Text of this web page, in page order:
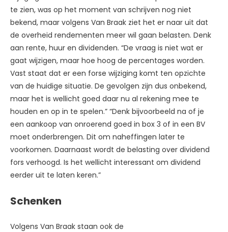
te zien, was op het moment van schrijven nog niet
bekend, maar volgens Van Braak ziet het er naar uit dat
de overheid rendementen meer wil gaan belasten. Denk
aan rente, huur en dividenden. “De vraag is niet wat er
gaat wijzigen, maar hoe hoog de percentages worden.
Vast staat dat er een forse wijziging komt ten opzichte
van de huidige situatie. De gevolgen zijn dus onbekend,
maar het is wellicht goed daar nu al rekening mee te
houden en op in te spelen.” “Denk bijvoorbeeld na of je
een aankoop van onroerend goed in box 3 of in een BV
moet onderbrengen. Dit om naheffingen later te
voorkomen. Daarnaast wordt de belasting over dividend
fors verhoogd. Is het wellicht interessant om dividend
eerder uit te laten keren.”
Schenken
Volgens Van Braak staan ook de